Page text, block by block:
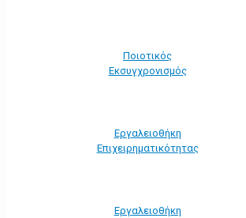
Ποιοτικός
Εκσυγχρονισμός
Εργαλειοθήκη
Eπιχειρηματικότητας
Εργαλειοθήκη